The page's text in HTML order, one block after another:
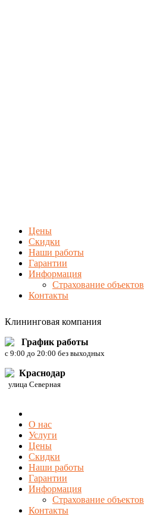
Цены
Скидки
Наши работы
Гарантии
Информация
Страхование объектов
Контакты
Клининговая компания
График работы
c 9:00 до 20:00 без выходных
Краснодар
улица Северная
О нас
Услуги
Цены
Скидки
Наши работы
Гарантии
Информация
Страхование объектов
Контакты